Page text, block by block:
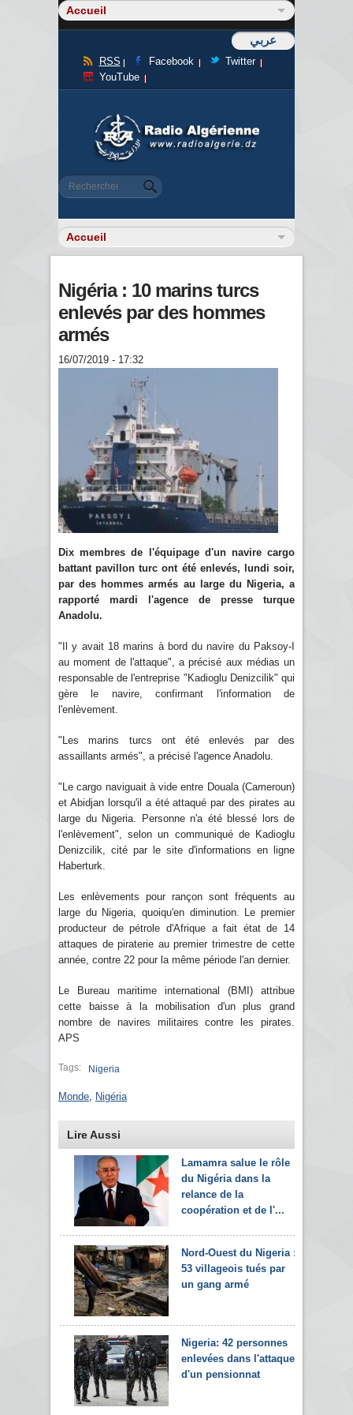
عربي
RSS Facebook
Twitter
YouTube
Formulaire de recherche
Rechercher
Nigéria : 10 marins turcs
enlevés par des hommes
armés
16/07/2019 - 17:32
Dix membres de l'équipage d'un navire cargo
battant pavillon turc ont été enlevés, lundi soir,
par des hommes armés au large du Nigeria, a
rapporté mardi l'agence de presse turque
Anadolu.
"Il y avait 18 marins à bord du navire du Paksoy-I
au moment de l'attaque", a précisé aux médias un
responsable de l'entreprise "Kadioglu Denizcilik" qui
gère le navire, confirmant l'information de
l'enlèvement.
"Les marins turcs ont été enlevés par des
assaillants armés", a précisé l'agence Anadolu.
"Le cargo naviguait à vide entre Douala (Cameroun)
et Abidjan lorsqu'il a été attaqué par des pirates au
large du Nigeria. Personne n'a été blessé lors de
l'enlèvement", selon un communiqué de Kadioglu
Denizcilik, cité par le site d'informations en ligne
Haberturk.
Les enlèvements pour rançon sont fréquents au
large du Nigeria, quoiqu'en diminution. Le premier
producteur de pétrole d'Afrique a fait état de 14
attaques de piraterie au premier trimestre de cette
année, contre 22 pour la même période l'an dernier.
Le Bureau maritime international (BMI) attribue
cette baisse à la mobilisation d'un plus grand
nombre de navires militaires contre les pirates.
APS
Tags: Nigeria
Monde Nigéria
Lire Aussi
Lamamra salue le rôle
du Nigéria dans la
relance de la
coopération et de l'...
Nord-Ouest du Nigeria :
53 villageois tués par
un gang armé
Nigeria: 42 personnes
enlevées dans l'attaque
d'un pensionnat